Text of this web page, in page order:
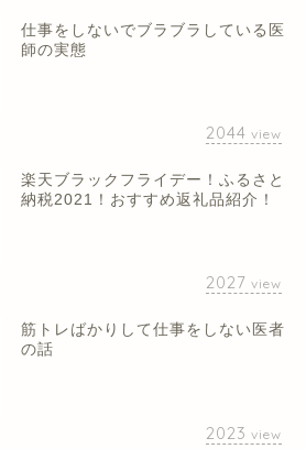
仕事をしないでブラブラしている医
師の実態
2044 view
楽天ブラックフライデー！ふるさと
納税2021！おすすめ返礼品紹介！
2027 view
筋トレばかりして仕事をしない医者
の話
2023 view